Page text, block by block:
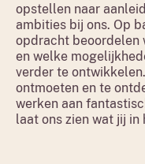
opstellen naar
ambities bij ons. Op
opdracht beoordelen
en welke
verder te
ontmoeten en te
werken aan
laat ons zien wat jij in